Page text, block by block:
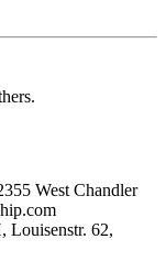
West Chandler
Louisenstr. 62,